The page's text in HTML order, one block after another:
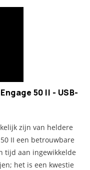
50 II - USB-
zijn van heldere
II een betrouwbare
tijd aan ingewikkelde
het is een kwestie